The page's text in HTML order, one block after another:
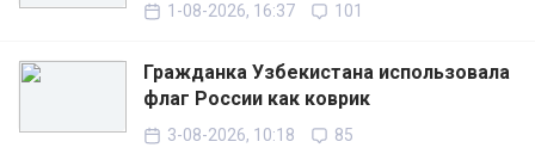
1-08-2026, 16:37 101
Гражданка Узбекистана использовала
флаг России как коврик
3-08-2026, 10:18 85